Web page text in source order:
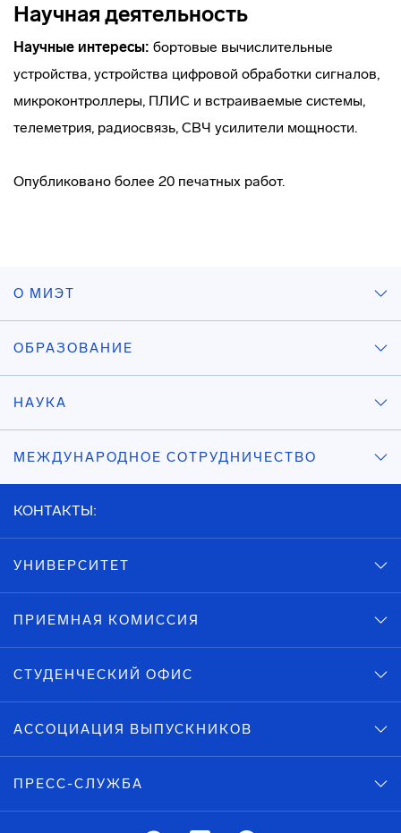
Научная деятельность
Научные интересы: бортовые вычислительные
устройства, устройства цифровой обработки сигналов,
микроконтроллеры, ПЛИС и встраиваемые системы,
телеметрия, радиосвязь, СВЧ усилители мощности.
Опубликовано более 20 печатных работ.
О МИЭТ
ОБРАЗОВАНИЕ
НАУКА
МЕЖДУНАРОДНОЕ СОТРУДНИЧЕСТВО
КОНТАКТЫ:
УНИВЕРСИТЕТ
ПРИЕМНАЯ КОМИССИЯ
СТУДЕНЧЕСКИЙ ОФИС
АССОЦИАЦИЯ ВЫПУСКНИКОВ
ПРЕСС-СЛУЖБА